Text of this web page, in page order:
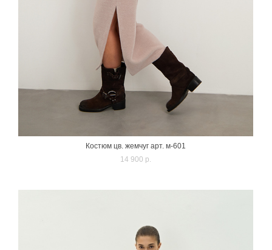
Костюм цв. жемчуг арт. м-601
14 900 p.